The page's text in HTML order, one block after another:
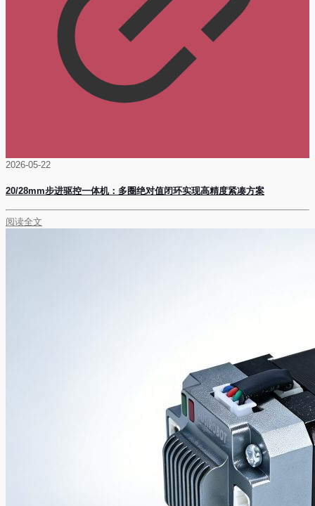
2026-05-22
20/28mm步进驱控一体机：多圈绝对值闭环实现高精度紧凑方案
阅读全文